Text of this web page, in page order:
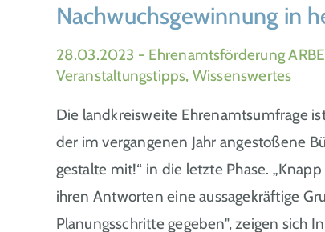
Nachwuchsgewinnung in
28.03.2023 - Ehrenamtsförderung
Veranstaltungstipps, Wissenswertes
Die landkreisweite Ehrenamtsumfrage
der im vergangenen Jahr angestoßene
gestalte mit!“ in die letzte Phase.
ihren Antworten eine aussagekräftige
Planungsschritte gegeben", zeigen sich